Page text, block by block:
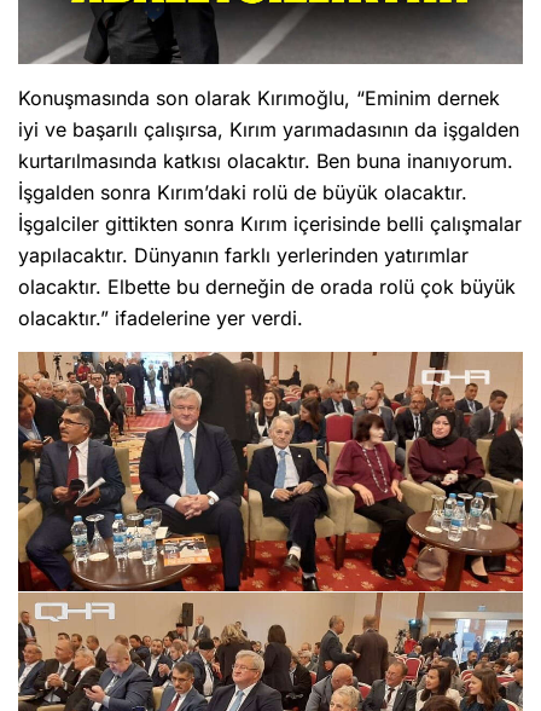
Konuşmasında son olarak Kırımoğlu, “Eminim dernek
iyi ve başarılı çalışırsa, Kırım yarımadasının da işgalden
kurtarılmasında katkısı olacaktır. Ben buna inanıyorum.
İşgalden sonra Kırım’daki rolü de büyük olacaktır.
İşgalciler gittikten sonra Kırım içerisinde belli çalışmalar
yapılacaktır. Dünyanın farklı yerlerinden yatırımlar
olacaktır. Elbette bu derneğin de orada rolü çok büyük
olacaktır.” ifadelerine yer verdi.